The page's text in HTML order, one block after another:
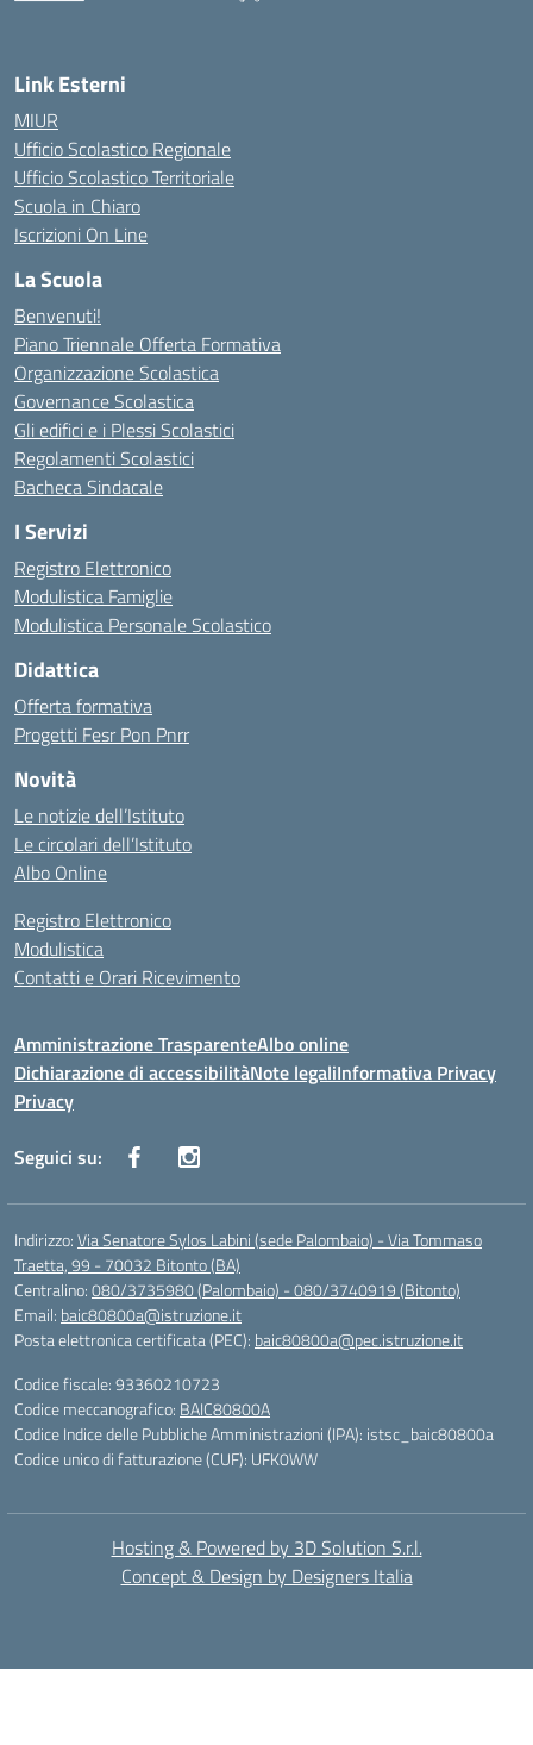
Link Esterni
MIUR
Ufficio Scolastico Regionale
Ufficio Scolastico Territoriale
Scuola in Chiaro
Iscrizioni On Line
La Scuola
Benvenuti!
Piano Triennale Offerta Formativa
Organizzazione Scolastica
Governance Scolastica
Gli edifici e i Plessi Scolastici
Regolamenti Scolastici
Bacheca Sindacale
I Servizi
Registro Elettronico
Modulistica Famiglie
Modulistica Personale Scolastico
Didattica
Offerta formativa
Progetti Fesr Pon Pnrr
Novità
Le notizie dell’Istituto
Le circolari dell’Istituto
Albo Online
Registro Elettronico
Modulistica
Contatti e Orari Ricevimento
Amministrazione TrasparenteAlbo online
Dichiarazione di accessibilitàNote legaliInformativa Privacy
Privacy
Seguici su:
Indirizzo:Via Senatore Sylos Labini (sede Palombaio) - Via Tommaso
Traetta, 99 - 70032 Bitonto (BA)
Centralino:080/3735980 (Palombaio) - 080/3740919 (Bitonto)
Email: baic80800a@istruzione.it
Posta elettronica certificata (PEC): baic80800a@pec.istruzione.it
Codice fiscale: 93360210723
Codice meccanografico: BAIC80800A
Codice Indice delle Pubbliche Amministrazioni (IPA): istsc_baic80800a
Codice unico di fatturazione (CUF): UFK0WW
Hosting & Powered by 3D Solution S.r.l.
Concept & Design by Designers Italia